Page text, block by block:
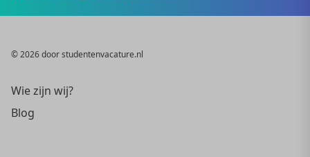
© 2026 door studentenvacature.nl
Wie zijn wij?
Blog